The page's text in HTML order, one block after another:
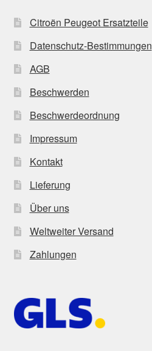
Citroën Peugeot Ersatzteile
Datenschutz-Bestimmungen
AGB
Beschwerden
Beschwerdeordnung
Impressum
Kontakt
Lieferung
Über uns
Weltweiter Versand
Zahlungen